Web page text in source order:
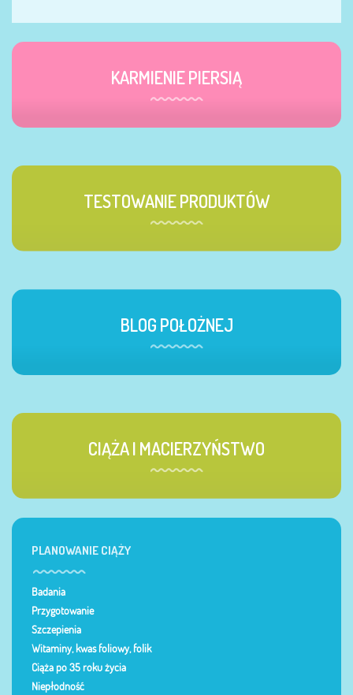
KARMIENIE PIERSIĄ
TESTOWANIE PRODUKTÓW
BLOG POŁOŻNEJ
CIĄŻA I MACIERZYŃSTWO
PLANOWANIE CIĄŻY
Badania
Przygotowanie
Szczepienia
Witaminy, kwas foliowy, folik
Ciąża po 35 roku życia
Niepłodność